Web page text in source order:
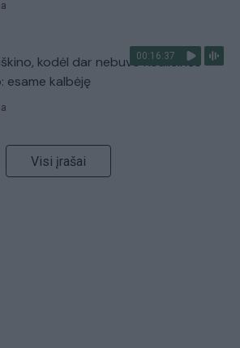
00:16:37
kodėl dar nebuvo Koalicinės
esame kalbėję
Visi įrašai